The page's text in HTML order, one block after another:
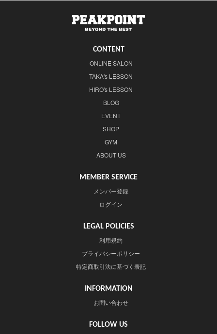
CONTENT
ONLINE SALON
TAKA's LESSON
HIRO's LESSON
BLOG
EVENT
SHOP
GYM
ABOUT US
MEMBER SERVICE
メンバー登録
ログイン
LEGAL POLICIES
利用規約
プライバシーポリシー
特定商取引法に基づく表記
INFORMATION
お問い合わせ
FOLLOW US